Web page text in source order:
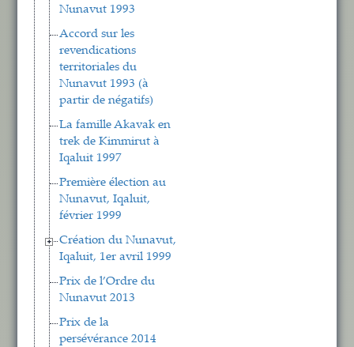
Nunavut 1993
Accord sur les
revendications
territoriales du
Nunavut 1993 (à
partir de négatifs)
La famille Akavak en
trek de Kimmirut à
Iqaluit 1997
Première élection au
Nunavut, Iqaluit,
février 1999
Création du Nunavut,
Iqaluit, 1er avril 1999
Prix de l’Ordre du
Nunavut 2013
Prix de la
persévérance 2014